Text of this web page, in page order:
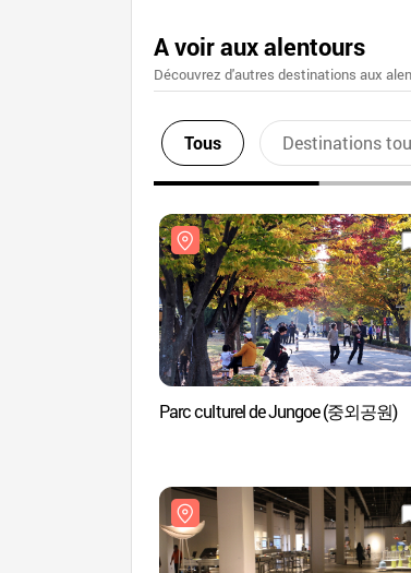
A voir aux alentours
Découvrez d'autres destinations aux
Tous Destinations
Parc culturel de Jungoe (중외공원)